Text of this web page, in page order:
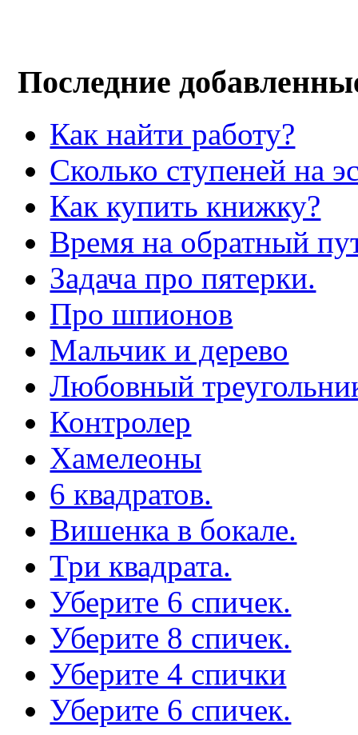
Последние
Как найти работу?
Сколько ступеней на
Как купить книжку?
Время на обратный
Задача про пятерки.
Про шпионов
Мальчик и дерево
Любовный
Контролер
Хамелеоны
6 квадратов.
Вишенка в бокале.
Три квадрата.
Уберите 6 спичек.
Уберите 8 спичек.
Уберите 4 спички
Уберите 6 спичек.